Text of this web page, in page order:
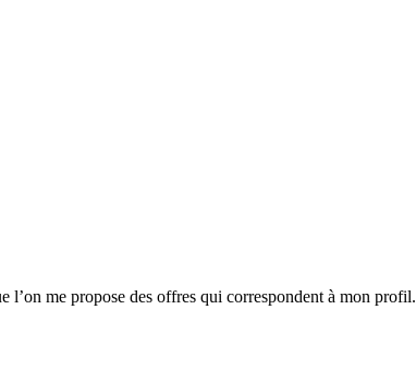
l’on me propose des offres qui correspondent à mon profil.